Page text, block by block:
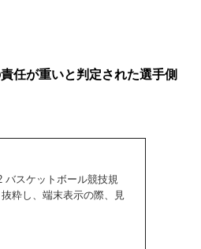
任が重いと判定された選手側
バスケットボール競技規
粋し、端末表示の際、見